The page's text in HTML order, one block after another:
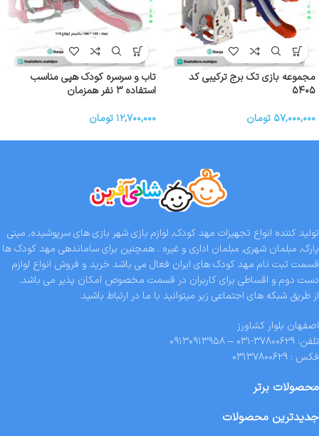
مجموعه بازی تک برج ترکیبی کد
۵۴۰۵
۵۷,۰۰۰,۰۰۰ تومان
تاب و سرسره کودک هپی مناسب
استفاده ۳ نفر همزمان
۱۲,۷۰۰,۰۰۰ تومان
تولید کننده انواع تجهیزات مهد کودک, لوازم بازی شهر بازی های سرپوشیده, مینی
پارک, مبلمان شهری, مبلمان اداری و غیره . همچنین برای ساماندهی مهد کودک ها
قسمت ثبت نام مهد کودک های ایران فعال می باشد خرید و فروش انواع لوازم
دست دوم و اقساطی برای کاربران در قسمت مخصوص امکان پذیر می باشد.
از طریق شبکه های اجتماعی زیر میتوانید با ما در ارتباط باشید.
اصفهان بلوار کشاورز
تلفن: ۳۷۸۰۰۶۲۹-۰۳۱ – ۰۹۱۳۰۹۱۳۹۵۸
فکس : ۰۳۱۳۷۸۰۰۶۲۹
محصولات برتر
جدیدترین محصولات